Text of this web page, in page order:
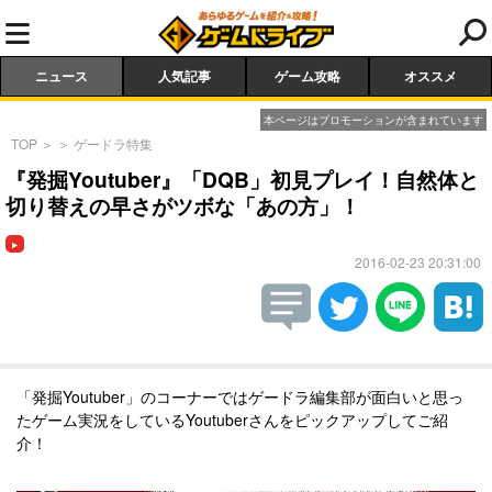
ニュース 人気記事 ゲーム攻略 オススメ
本ページはプロモーションが含まれています
TOP ＞ ＞ ゲードラ特集
『発掘Youtuber』「DQB」初見プレイ！自然体と
切り替えの早さがツボな「あの方」！
2016-02-23 20:31:00
「発掘Youtuber」のコーナーではゲードラ編集部が面白いと思っ
たゲーム実況をしているYoutuberさんをピックアップしてご紹
介！